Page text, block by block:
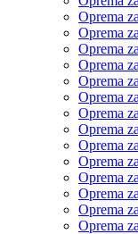
Oprema
Oprema
Oprema
Oprema
Oprema
Oprema
Oprema
Oprema
Oprema
Oprema
Oprema
Oprema
Oprema
Oprema